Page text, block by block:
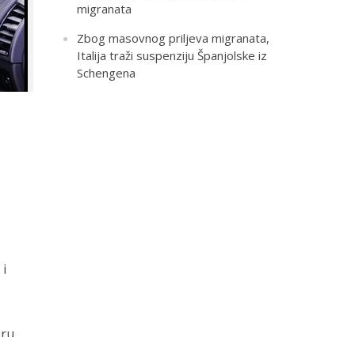
i
migranata
Zbog masovnog priljeva migranata,
Italija traži suspenziju Španjolske iz
Schengena